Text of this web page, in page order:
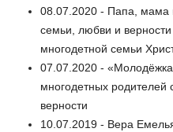
08.07.2020 - Папа, мама
семьи, любви и
многодетной семьи
07.07.2020 -
многодетных
верности
10.07.2019 - Вера